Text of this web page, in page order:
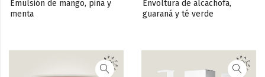
Emulsión de mango, piña y
menta
Envoltura de alcachofa,
guaraná y té verde